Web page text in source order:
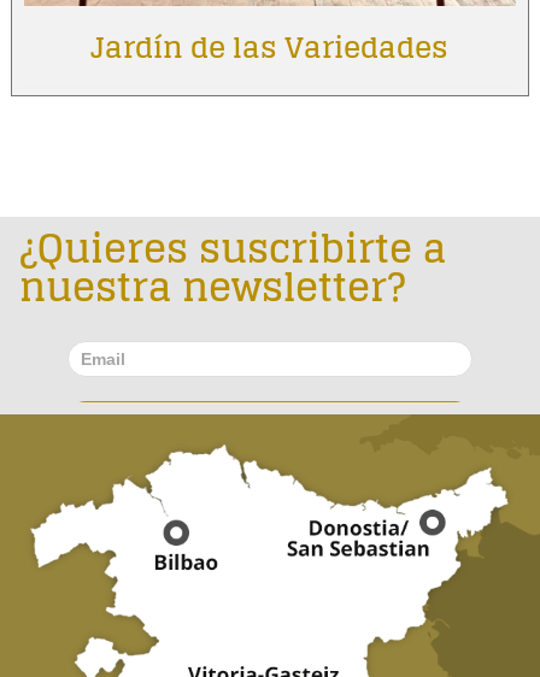
Jardín de las Variedades
¿Quieres suscribirte a
nuestra newsletter?